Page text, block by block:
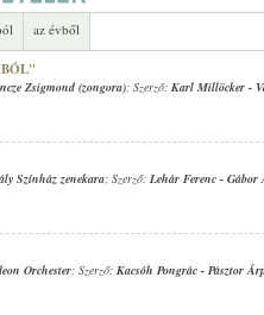
az évből
Zsigmond (zongora); Szerző: Karl Millöcker -
Színház zenekara; Szerző: Lehár Ferenc - Gábor
Orchester; Szerző: Kacsóh Pongrác - Pásztor